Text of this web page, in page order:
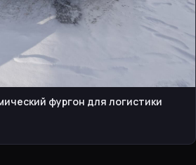
фургон для логистики